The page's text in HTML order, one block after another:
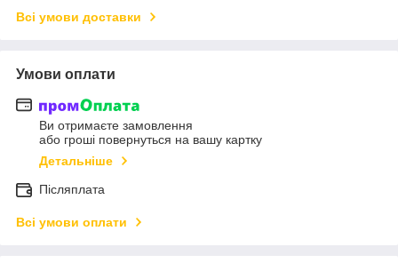
Всі умови доставки
Умови оплати
Ви отримаєте замовлення
або гроші повернуться на вашу картку
Детальніше
Післяплата
Всі умови оплати